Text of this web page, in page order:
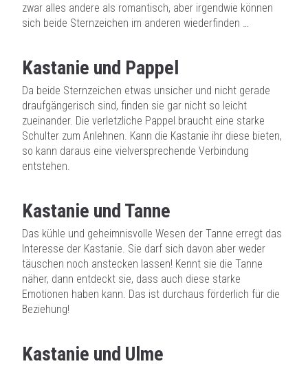
zwar alles andere als romantisch, aber irgendwie können
sich beide Sternzeichen im anderen wiederfinden …
Kastanie und Pappel
Da beide Sternzeichen etwas unsicher und nicht gerade
draufgängerisch sind, finden sie gar nicht so leicht
zueinander. Die verletzliche Pappel braucht eine starke
Schulter zum Anlehnen. Kann die Kastanie ihr diese bieten,
so kann daraus eine vielversprechende Verbindung
entstehen.
Kastanie und Tanne
Das kühle und geheimnisvolle Wesen der Tanne erregt das
Interesse der Kastanie. Sie darf sich davon aber weder
täuschen noch anstecken lassen! Kennt sie die Tanne
näher, dann entdeckt sie, dass auch diese starke
Emotionen haben kann. Das ist durchaus förderlich für die
Beziehung!
Kastanie und Ulme